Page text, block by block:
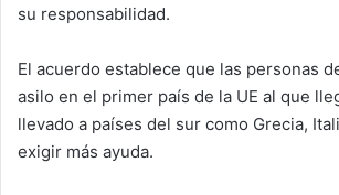
su responsabilidad.
El acuerdo establece que las personas
asilo en el primer país de la UE al que
llevado a países del sur como Grecia,
exigir más ayuda.